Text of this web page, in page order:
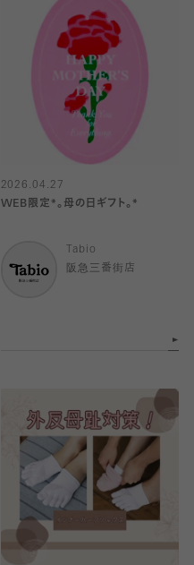
2026.04.27
WEB限定*。母の日ギフト。*
Tabio
阪急三番街店